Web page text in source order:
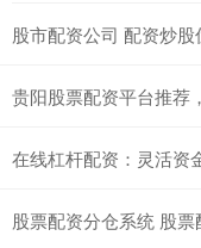
股市配资公司 配资炒
贵阳股票配资平台推荐
在线杠杆配资：灵活资
股票配资分仓系统 股